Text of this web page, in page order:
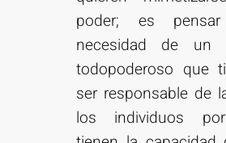
poder; es
necesidad de un
todopoderoso que
ser responsable de
los individuos